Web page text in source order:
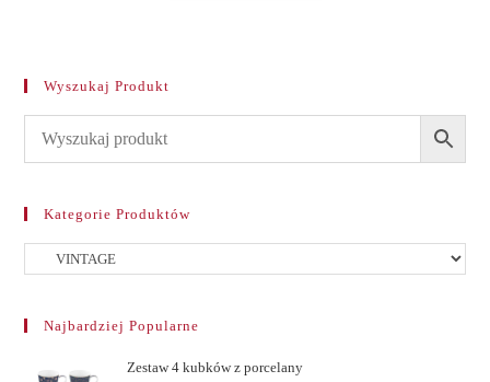
Wyszukaj Produkt
Kategorie Produktów
Najbardziej Popularne
Zestaw 4 kubków z porcelany